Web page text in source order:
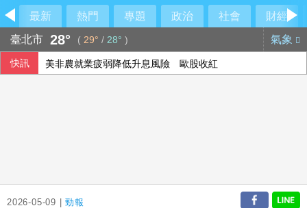
最新 熱門 專題 政治 社會
財經
臺北市 28° ( 29° / 28° ) 氣象
快訊 美非農就業疲弱降低升息風險 歐股收紅
2026-05-09 |勁報